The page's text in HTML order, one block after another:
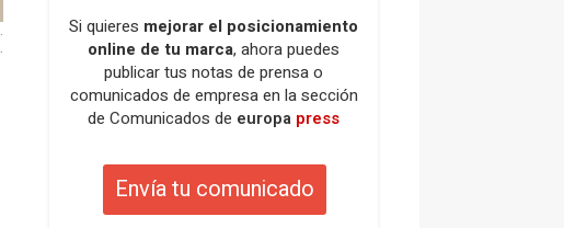
Si quieres mejorar el posicionamiento
online de tu marca, ahora puedes
publicar tus notas de prensa o
comunicados de empresa en la sección
de Comunicados de europa press
Envía tu comunicado